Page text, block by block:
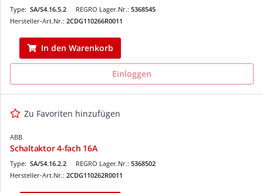
REGRO Lager.Nr.: 5368545
Type: SA/S4.16.5.2
Hersteller-Art.Nr.: 2CDG110266R0011
In den Warenkorb
Einloggen
Zu Favoriten hinzufügen
ABB
Schaltaktor 4-fach 16A
REGRO Lager.Nr.: 5368502
Type: SA/S4.16.2.2
Hersteller-Art.Nr.: 2CDG110262R0011